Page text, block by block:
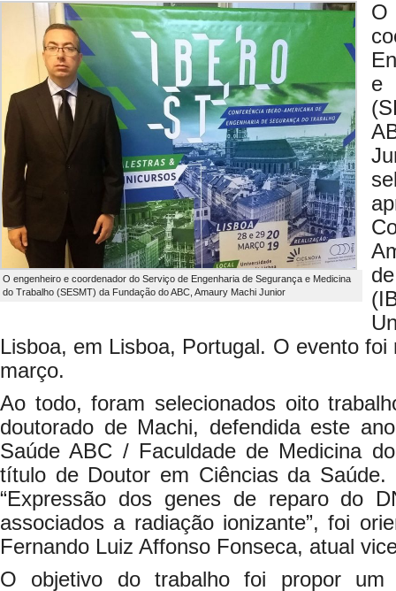
O engenheiro e coordenador do Serviço de Engenharia de Segurança e Medicina
do Trabalho (SESMT) da Fundação do ABC, Amaury Machi Junior
e
Lisboa, em Lisboa, Portugal. O evento
março.
Ao todo, foram selecionados oito
doutorado de Machi, defendida este
Saúde ABC / Faculdade de Medicina
título de Doutor em Ciências da
“Expressão dos genes de reparo do
associados a radiação ionizante”, foi
Fernando Luiz Affonso Fonseca, atual
O objetivo do trabalho foi propor um